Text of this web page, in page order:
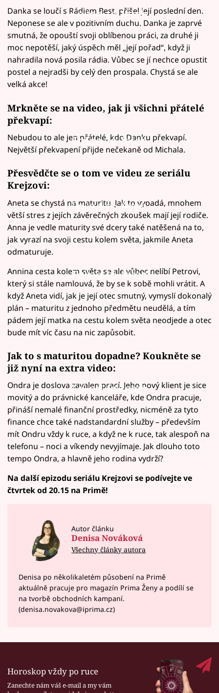
Failed to fetch
Danka se loučí s Rádiem Best, přišel její poslední den.
Neponese se ale v pozitivním duchu. Danka je zaprvé
smutná, že opouští svoji oblíbenou práci, za druhé ji
moc nepotěší, jaký úspěch měl „její pořad“, když ji
nahradila nová posila rádia. Vůbec se jí nechce opustit
postel a nejradši by celý den prospala. Chystá se ale
velká akce!
Mrkněte se na video, jak ji všichni přátelé
překvapí:
Failed to fetch
Nebudou to ale jen přátelé, kdo Danku překvapí.
Největší překvapení přijde nečekaně od Michala.
Přesvědčte se o tom ve videu ze seriálu
Krejzovi:
Failed to fetch
Aneta se chystá na maturitu. Jak to vypadá, mnohem
větší stres z jejích závěrečných zkoušek mají její rodiče.
Anna je vedle maturity své dcery také natěšená na to,
jak vyrazí na svoji cestu kolem světa, jakmile Aneta
odmaturuje.
Failed to fetch
Annina cesta kolem světa se ale vůbec nelíbí Petrovi,
který si stále namlouvá, že by se k sobě mohli vrátit. A
když Aneta vidí, jak je její otec smutný, vymyslí dokonalý
plán – maturitu z jednoho předmětu neudělá, a tím
pádem její matka na cestu kolem světa neodjede a otec
bude mít víc času na nic zapůsobit.
Jak to s maturitou dopadne? Koukněte se
již nyní na extra video:
Failed to fetch
Ondra je doslova zavalen prací. Jeho nový klient je sice
movitý a do právnické kanceláře, kde Ondra pracuje,
přináší nemalé finanční prostředky, nicméně za tyto
finance chce také nadstandardní služby – především
mít Ondru vždy k ruce, a když ne k ruce, tak alespoň na
telefonu – noci a víkendy nevyjímaje. Jak dlouho toto
tempo Ondra, a hlavně jeho rodina vydrží?
Na další epizodu seriálu Krejzovi se podívejte ve
čtvrtek od 20.15 na Primě!
Autor článku
Denisa Nováková
Všechny články autora
Denisa po několikaletém působení na Primě
aktuálně pracuje pro magazín Prima Ženy a podílí se
na tvorbě obchodních kampaní.
(denisa.novakova@iprima.cz)
Horoskop vždy po ruce
Zanechte nám váš e-mail a my vám